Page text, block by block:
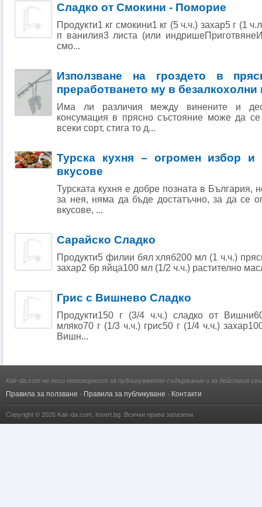
Сладко от Смокини - Поморие
Продукти1 кг смокини1 кг (5 ч.ч.) захар5 г (1
п ванилия3 листа (или
смо...
Използване на гроздето в
преработването му в безалкохолни
Има ли различия между винените и
консумация в прясно състояние може да се
всеки сорт, стига то д...
Турска кухня – огромен избор и
вкусове
Турската кухня е добре позната в България,
за нея, няма да бъде достатъчно, за да се
вкусове, ...
Сарайско Сладко
Продукти5 филии бял хляб200 мл (1 ч.ч.)
захар2 бр яйца100 мл (1/2 ч.ч.) растително
Грис с Вишнево Сладко
Продукти150 г (3/4 ч.ч.) сладко от
мляко70 г (1/3 ч.ч.) грис50 г (1/4 ч.ч.)
Вишн...
Kak-da.com не носи отговорност за публикуваното съдържание и за действия
Правила за ползване · Правила за публикуване · Контакти
Copyright © 2026 Kak-da.com Insert.bg . Всички права запазени.